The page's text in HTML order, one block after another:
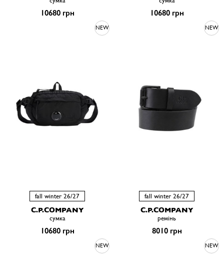
10680 грн 10680 грн
NEW
fall winter 26/27
C.P.COMPANY
сумка
10680 грн
NEW
fall winter 26/27
C.P.COMPANY
ремiнь
8010 грн
NEW NEW